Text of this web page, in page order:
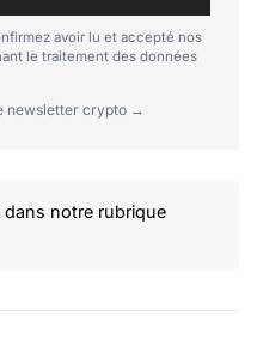
avoir lu et accepté nos
le traitement des données
newsletter crypto →
dans notre rubrique